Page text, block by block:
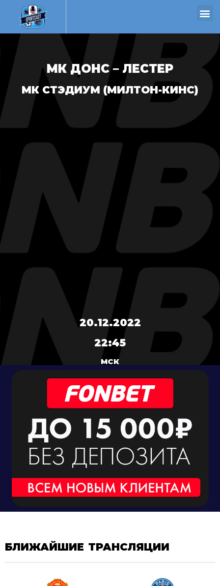
МК ДОНС – ЛЕСТЕР
МК СТЭДИУМ (МИЛТОН-КИНС)
20.12.2022
22:45
МСК
БЛИЖАЙШИЕ ТРАНСЛЯЦИИ